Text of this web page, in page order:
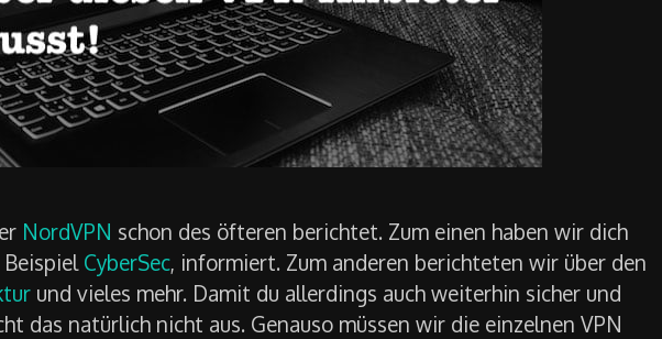
NordVPN schon des öfteren berichtet. Zum einen haben wir dich
Beispiel CyberSec, informiert. Zum anderen berichteten wir über den
und vieles mehr. Damit du allerdings auch weiterhin sicher und
das natürlich nicht aus. Genauso müssen wir die einzelnen VPN